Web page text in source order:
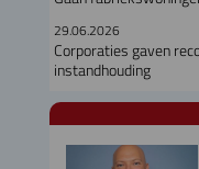
29.06.2026
Corporaties gaven
instandhouding